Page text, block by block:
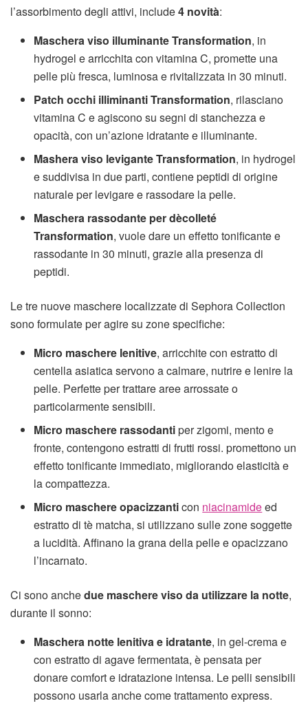
l’assorbimento degli attivi, include4 novità:
Maschera viso illuminante Transformation, in
hydrogel e arricchita con vitamina C, promette una
pelle più fresca, luminosa e rivitalizzata in 30 minuti.
Patch occhi illiminanti Transformation, rilasciano
vitamina C e agiscono su segni di stanchezza e
opacità, con un’azione idratante e illuminante.
Mashera viso levigante Transformation, in hydrogel
e suddivisa in due parti, contiene peptidi di origine
naturale per levigare e rassodare la pelle.
Maschera rassodante per dècolleté
Transformation, vuole dare un effetto tonificante e
rassodante in 30 minuti, grazie alla presenza di
peptidi.
Le tre nuove maschere localizzate di Sephora Collection
sono formulate per agire su zone specifiche:
Micro maschere lenitive, arricchite con estratto di
centella asiatica servono a calmare, nutrire e lenire la
pelle. Perfette per trattare aree arrossate o
particolarmente sensibili.
Micro maschere rassodantiper zigomi, mento e
fronte, contengono estratti di frutti rossi. promettono un
effetto tonificante immediato, migliorando elasticità e
la compattezza.
Micro maschere opacizzanticon niacinamideed
estratto di tè matcha, si utilizzano sulle zone soggette
a lucidità. Affinano la grana della pelle e opacizzano
l’incarnato.
Ci sono anchedue maschere viso da utilizzare la notte,
durante il sonno:
Maschera notte lenitiva e idratante, in gel-crema e
con estratto di agave fermentata, è pensata per
donare comfort e idratazione intensa. Le pelli sensibili
possono usarla anche come trattamento express.